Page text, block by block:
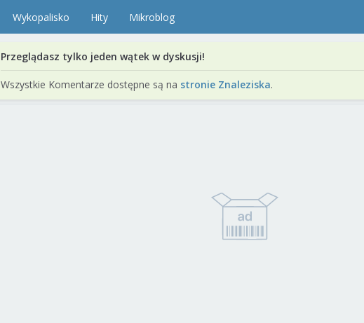
Wykopalisko Hity Mikroblog
Przeglądasz tylko jeden wątek w dyskusji!
Wszystkie Komentarze dostępne są na stronie Znaleziska.